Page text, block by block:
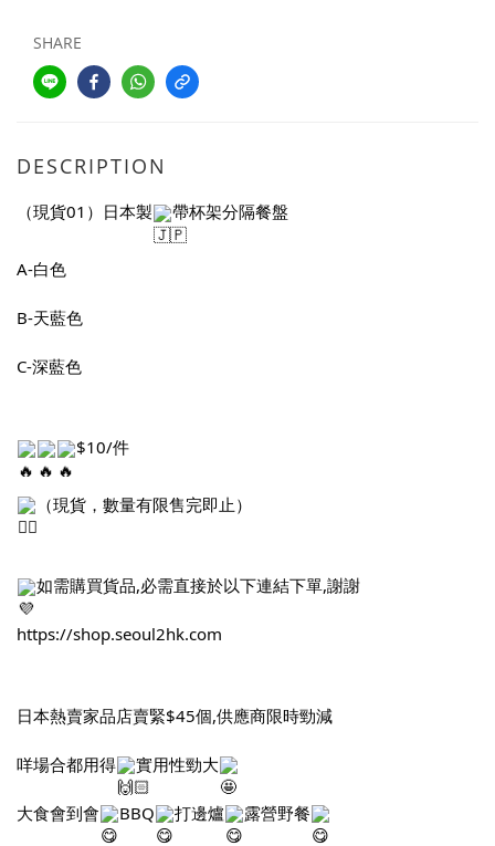
SHARE
DESCRIPTION
（現貨01）日本製 帶杯架分隔餐盤
A-白色
B-天藍色
C-深藍色
$10/件
（現貨，數量有限售完即止）
如需購買貨品,必需直接於以下連結下單,謝謝
https://shop.seoul2hk.com
日本熱賣家品店賣緊$45個,供應商限時勁減
咩場合都用得 實用性勁大
大食會到會 BBQ 打邊爐 露營野餐